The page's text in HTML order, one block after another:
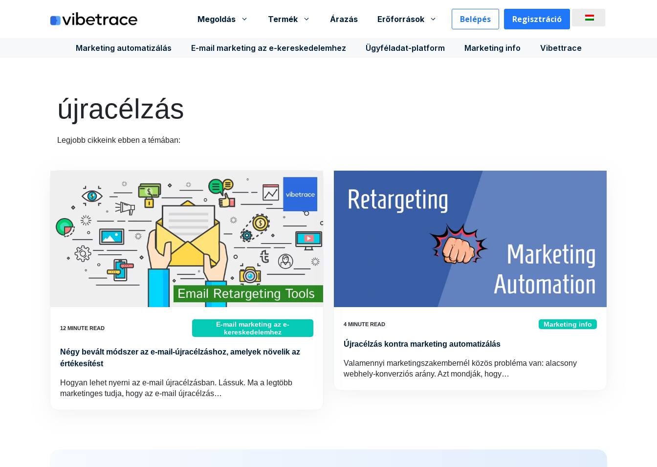
Megoldás Termék Árazás Erőforrások Belépés Regisztráció
Marketing automatizálás E-mail marketing az e-kereskedelemhez Ügyféladat-platform Marketing info Vibettrace
újracélzás
Legjobb cikkeink ebben a témában:
E-mail marketing az e-
kereskedelemhez
Négy bevált módszer az e-mail-újracélzáshoz, amelyek növelik az
értékesítést
Hogyan lehet nyerni az e-mail újracélzásban. Lássuk. Ma a legtöbb
marketinges tudja, hogy az e-mail újracélzás…
Marketing info
Újracélzás kontra marketing automatizálás
Valamennyi marketingszakembernél közös probléma van: alacsony
webhely-konverziós arány. Azt mondják, hogy…